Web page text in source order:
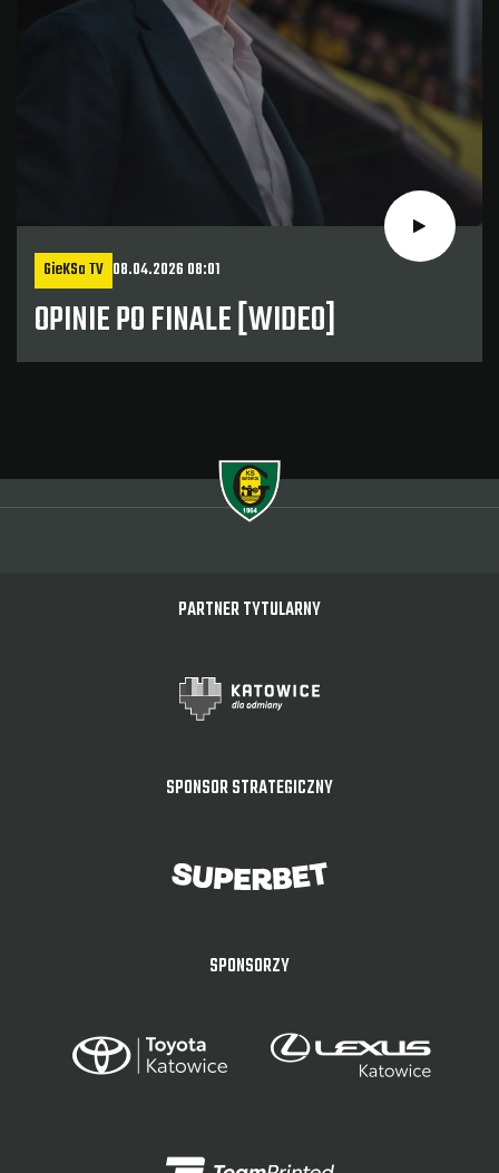
GieKSa TV 08.04.2026 08:01
OPINIE PO FINALE [WIDEO]
PARTNER TYTULARNY
SPONSOR STRATEGICZNY
SPONSORZY